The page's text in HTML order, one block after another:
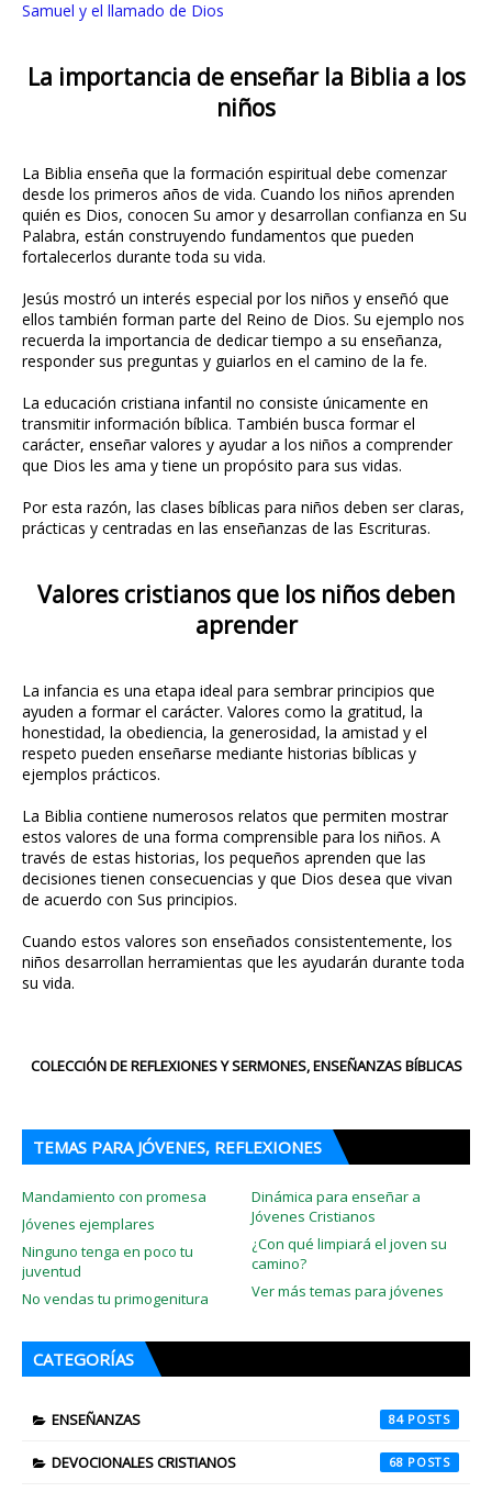
Samuel y el llamado de Dios
La importancia de enseñar la Biblia a los
niños
La Biblia enseña que la formación espiritual debe comenzar
desde los primeros años de vida. Cuando los niños aprenden
quién es Dios, conocen Su amor y desarrollan confianza en Su
Palabra, están construyendo fundamentos que pueden
fortalecerlos durante toda su vida.
Jesús mostró un interés especial por los niños y enseñó que
ellos también forman parte del Reino de Dios. Su ejemplo nos
recuerda la importancia de dedicar tiempo a su enseñanza,
responder sus preguntas y guiarlos en el camino de la fe.
La educación cristiana infantil no consiste únicamente en
transmitir información bíblica. También busca formar el
carácter, enseñar valores y ayudar a los niños a comprender
que Dios les ama y tiene un propósito para sus vidas.
Por esta razón, las clases bíblicas para niños deben ser claras,
prácticas y centradas en las enseñanzas de las Escrituras.
Valores cristianos que los niños deben
aprender
La infancia es una etapa ideal para sembrar principios que
ayuden a formar el carácter. Valores como la gratitud, la
honestidad, la obediencia, la generosidad, la amistad y el
respeto pueden enseñarse mediante historias bíblicas y
ejemplos prácticos.
La Biblia contiene numerosos relatos que permiten mostrar
estos valores de una forma comprensible para los niños. A
través de estas historias, los pequeños aprenden que las
decisiones tienen consecuencias y que Dios desea que vivan
de acuerdo con Sus principios.
Cuando estos valores son enseñados consistentemente, los
niños desarrollan herramientas que les ayudarán durante toda
su vida.
COLECCIÓN DE REFLEXIONES Y SERMONES, ENSEÑANZAS BÍBLICAS
TEMAS PARA JÓVENES, REFLEXIONES
Mandamiento con promesa
Dinámica para enseñar a
Jóvenes Cristianos
Jóvenes ejemplares
¿Con qué limpiará el joven su
camino?
Ninguno tenga en poco tu
juventud
Ver más temas para jóvenes
No vendas tu primogenitura
CATEGORÍAS
ENSEÑANZAS 84
DEVOCIONALES CRISTIANOS 68